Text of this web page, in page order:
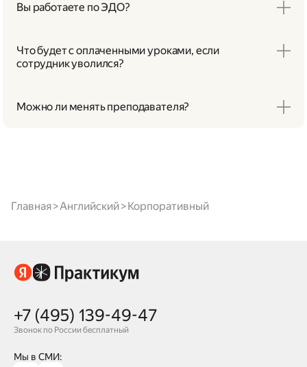
предусматривающий односторонние акты.
Вы работаете по ЭДО?
Что будет с оплаченными уроками, если
сотрудник уволился?
другому сотруднику.
Можно ли менять преподавателя?
Главная Английский Корпоративный
+7 (495) 139-49-47
Звонок по России бесплатный
Мы в СМИ: